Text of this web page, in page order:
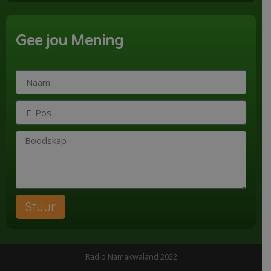
Gee jou Mening
Stuur
Radio Namakwaland 2022